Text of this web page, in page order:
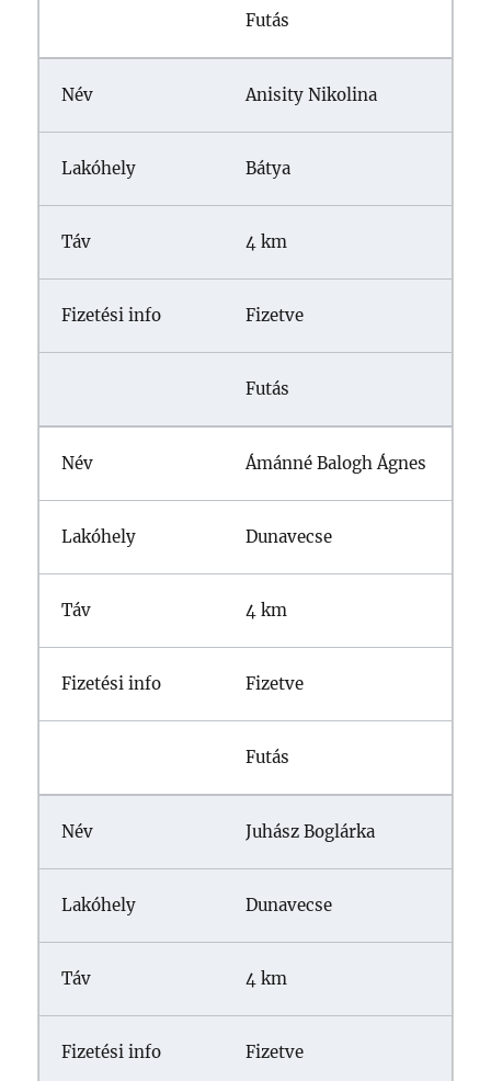
Futás
Anisity Nikolina
Bátya
4 km
Fizetve
Futás
Ámánné Balogh Ágnes
Dunavecse
4 km
Fizetve
Futás
Juhász Boglárka
Dunavecse
4 km
Fizetve